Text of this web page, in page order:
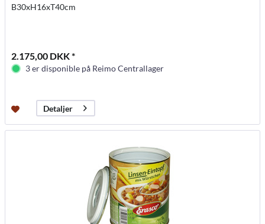
B30xH16xT40cm
2.175,00 DKK *
3 er disponible på Reimo Centrallager
Detaljer